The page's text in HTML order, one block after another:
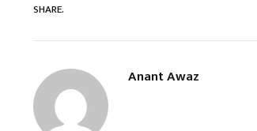
SHARE.
Anant Awaz